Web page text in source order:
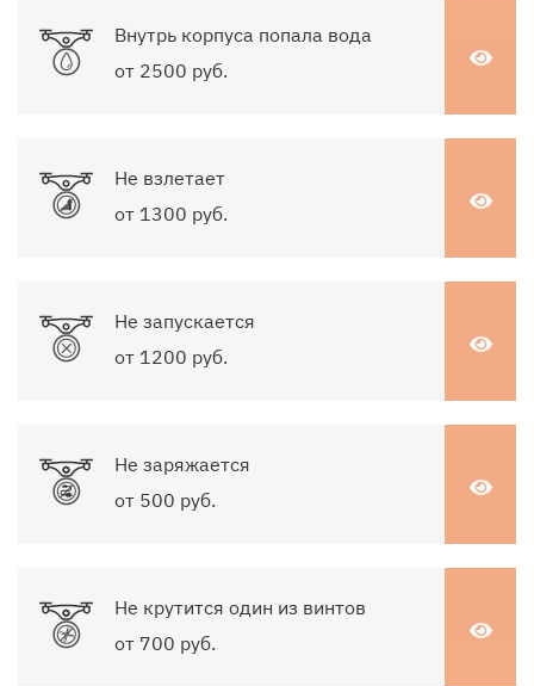
Внутрь корпуса попала вода
от 2500 руб.
Не взлетает
от 1300 руб.
Не запускается
от 1200 руб.
Не заряжается
от 500 руб.
Не крутится один из винтов
от 700 руб.